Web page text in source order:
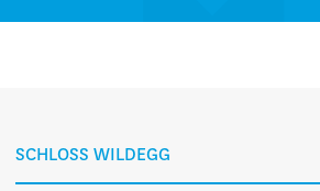
SCHLOSS WILDEGG